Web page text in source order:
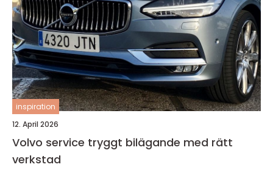
inspiration
12. April 2026
Volvo service tryggt bilägande med rätt
verkstad